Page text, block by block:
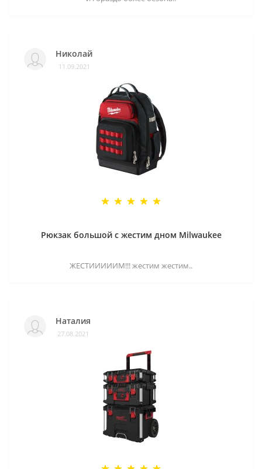
Николай
11.09.2021
Рюкзак большой с жестим дном Milwaukee
ЖЕСТИИИИИМ!!! жестим жестим..
Наталия
27.08.2021